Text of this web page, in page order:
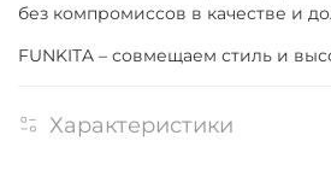
без компромиссов в качестве и
FUNKITA – совмещаем стиль и
Характеристики